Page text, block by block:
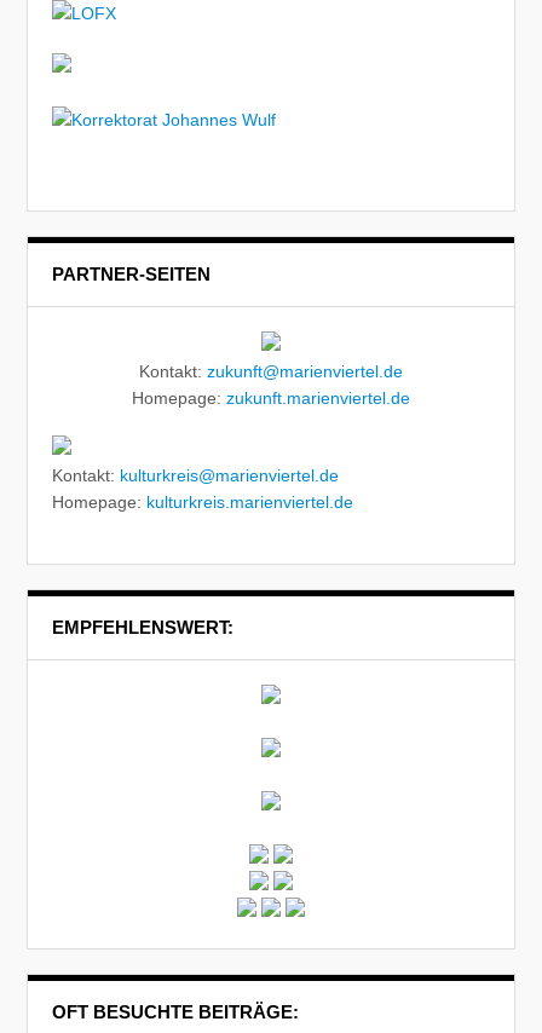
PARTNER-SEITEN
Kontakt: zukunft@marienviertel.de
Homepage: zukunft.marienviertel.de
Kontakt: kulturkreis@marienviertel.de
Homepage: kulturkreis.marienviertel.de
EMPFEHLENSWERT:
OFT BESUCHTE BEITRÄGE: